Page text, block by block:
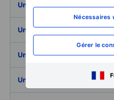
Nécessaires
Gérer le
Universal Health Services Inc.
Universal Insurance
Universal Logistics
Universal Music Group N.V.